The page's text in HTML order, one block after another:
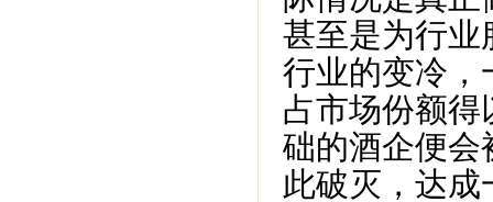
甚至是为行业
行业的变冷，
占市场份额
础的酒企便会
此破灭，达